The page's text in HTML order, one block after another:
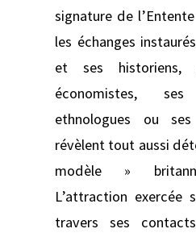
signature de
les échanges
et ses historiens,
économistes,
ethnologues ou
révèlent tout aussi
modèle »
L’attraction exercée
travers ses